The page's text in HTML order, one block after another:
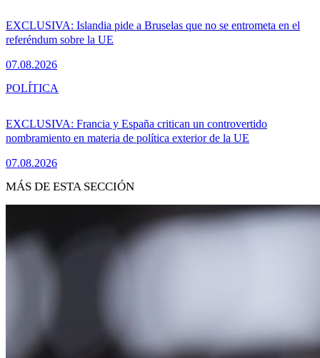
EXCLUSIVA: Islandia pide a Bruselas que no se entrometa en el
referéndum sobre la UE
07.08.2026
EXCLUSIVA: Francia y España critican un controvertido
nombramiento en materia de política exterior de la UE
07.08.2026
POLÍTICA
MÁS DE ESTA SECCIÓN